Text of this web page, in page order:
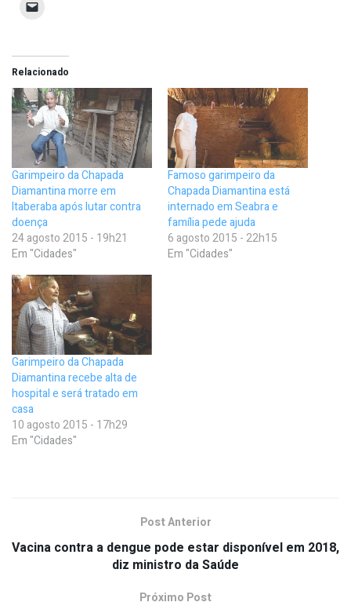
Relacionado
Garimpeiro da Chapada
Diamantina morre em
Itaberaba após lutar contra
doença
24 agosto 2015 - 19h21
Em "Cidades"
Famoso garimpeiro da
Chapada Diamantina está
internado em Seabra e
família pede ajuda
6 agosto 2015 - 22h15
Em "Cidades"
Garimpeiro da Chapada
Diamantina recebe alta de
hospital e será tratado em
casa
10 agosto 2015 - 17h29
Em "Cidades"
Post Anterior
Vacina contra a dengue pode estar disponível em 2018,
diz ministro da Saúde
Próximo Post